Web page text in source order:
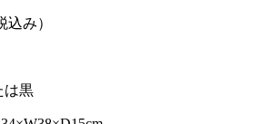
み）
は黒